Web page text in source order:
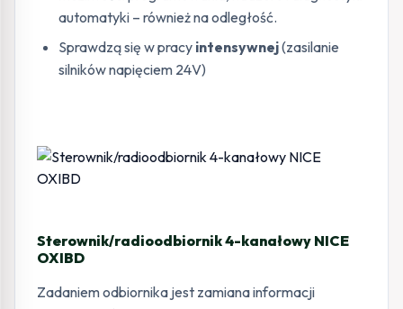
automatyki – również na odległość.
Sprawdzą się w pracy intensywnej(zasilanie
silników napięciem 24V)
Sterownik/radioodbiornik 4-kanałowy NICE
OXIBD
Zadaniem odbiornika jest zamiana informacji